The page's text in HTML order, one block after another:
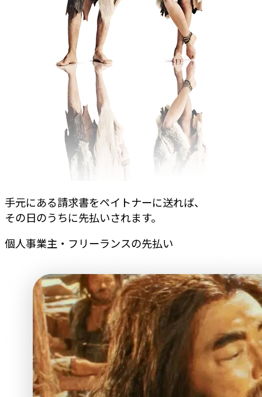
手元にある請求書をペイトナーに送れば、
その日のうちに先払いされます。
個人事業主・フリーランスの先払い